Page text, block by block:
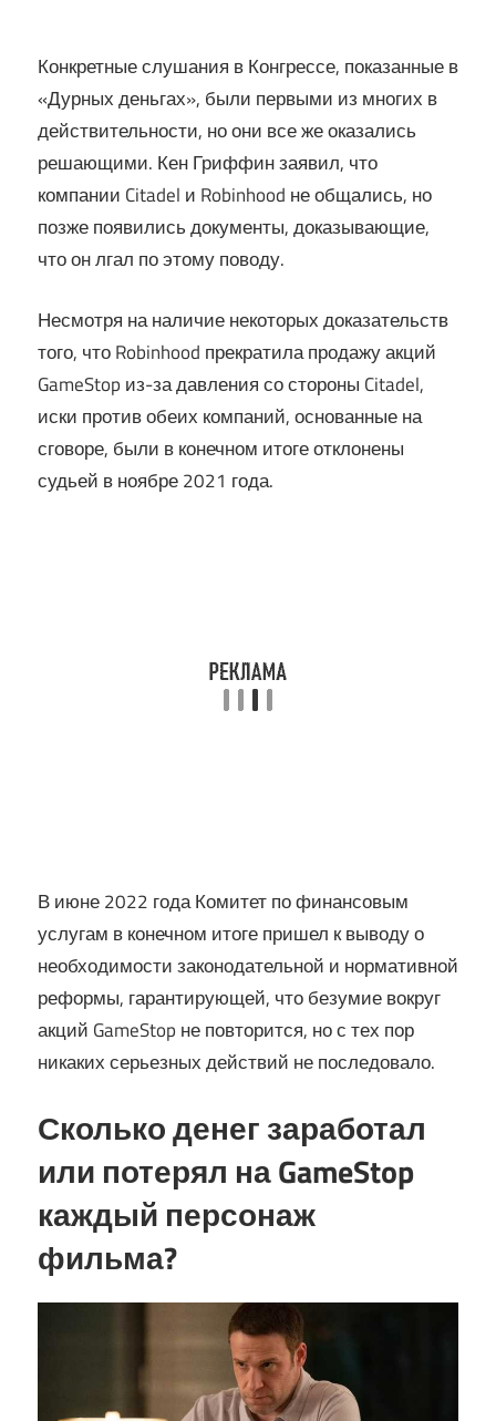
Конкретные слушания в Конгрессе, показанные в
«Дурных деньгах», были первыми из многих в
действительности, но они все же оказались
решающими. Кен Гриффин заявил, что
компании Citadel и Robinhood не общались, но
позже появились документы, доказывающие,
что он лгал по этому поводу.
Несмотря на наличие некоторых доказательств
того, что Robinhood прекратила продажу акций
GameStop из-за давления со стороны Citadel,
иски против обеих компаний, основанные на
сговоре, были в конечном итоге отклонены
судьей в ноябре 2021 года.
В июне 2022 года Комитет по финансовым
услугам в конечном итоге пришел к выводу о
необходимости законодательной и нормативной
реформы, гарантирующей, что безумие вокруг
акций GameStop не повторится, но с тех пор
никаких серьезных действий не последовало.
Сколько денег заработал
или потерял на GameStop
каждый персонаж
фильма?